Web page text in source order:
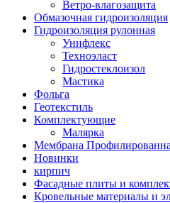
Ветро-влагозащита
Обмазочная гидроизоляция
Гидроизоляция рулонная
Унифлекс
Техноэласт
Гидростеклоизол
Мастика
Фольга
Геотекстиль
Комплектующие
Малярка
Мембрана
Новинки
кирпич
Фасадные плиты и
Кровельные материалы и